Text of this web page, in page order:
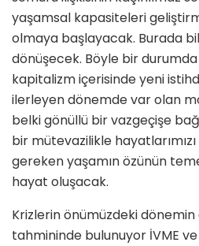
yaşamsal kapasiteleri
olmaya başlayacak. Burada
dönüşecek. Böyle bir
kapitalizm içerisinde yeni
ilerleyen dönemde var olan
belki gönüllü bir vazgeçişe
bir mütevazilikle
gereken yaşamın özünün
hayat oluşacak.
Krizlerin önümüzdeki
tahmininde bulunuyor İVME